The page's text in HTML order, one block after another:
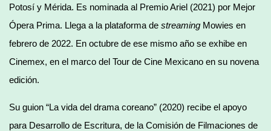
Potosí y Mérida. Es nominada al Premio Ariel (2021) por Mejor
Ópera Prima. Llega a la plataforma de streaming Mowies en
febrero de 2022. En octubre de ese mismo año se exhibe en
Cinemex, en el marco del Tour de Cine Mexicano en su novena
edición.
Su guion “La vida del drama coreano” (2020) recibe el apoyo
para Desarrollo de Escritura, de la Comisión de Filmaciones de